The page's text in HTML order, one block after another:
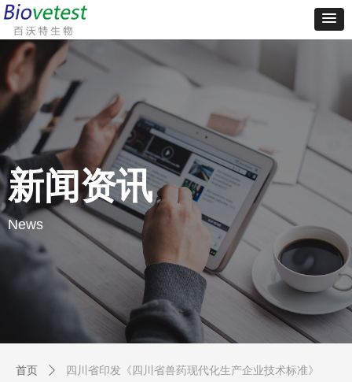
首页 ꄲ 四川省印发《四川省兽药现代化生产企业技术标准》
新闻资讯
News